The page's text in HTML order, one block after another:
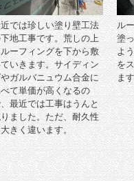
では珍しい塗り壁工法
地工事です。荒しの上
ーフィングを下から敷
いきます。サイディン
ガルバニュウム合金に
べて単価が高くなるの
最近では工事はうんと
ました。ただ、耐久性
きく違います。
ル
塗
よ
を
ま